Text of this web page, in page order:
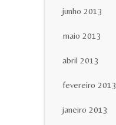
junho 2013
maio 2013
abril 2013
fevereiro 2013
janeiro 2013